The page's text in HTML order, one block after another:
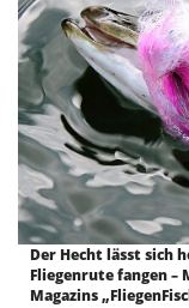
Der Hecht lässt sich
Fliegenrute fangen –
Magazins